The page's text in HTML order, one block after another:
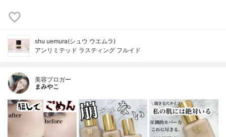
shu uemura(シュウ ウエムラ)
アンリミテッド ラスティング フルイド
美容ブロガー
まみやこ